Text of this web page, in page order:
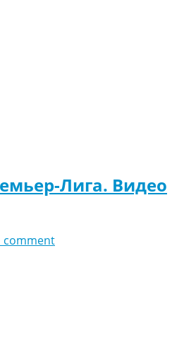
Лига. Видео
comment